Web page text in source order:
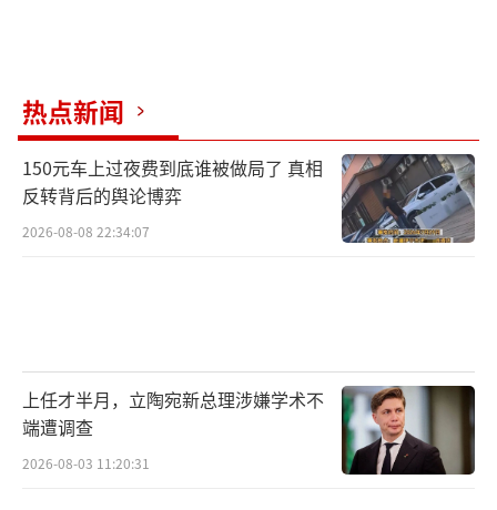
热点新闻
150元车上过夜费到底谁被做局了 真相
反转背后的舆论博弈
2026-08-08 22:34:07
上任才半月，立陶宛新总理涉嫌学术不
端遭调查
2026-08-03 11:20:31